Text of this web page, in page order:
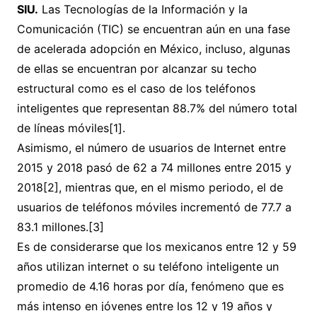
SIU. Las Tecnologías de la Información y la
Comunicación (TIC) se encuentran aún en una fase
de acelerada adopción en México, incluso, algunas
de ellas se encuentran por alcanzar su techo
estructural como es el caso de los teléfonos
inteligentes que representan 88.7% del número total
de líneas móviles[1].
Asimismo, el número de usuarios de Internet entre
2015 y 2018 pasó de 62 a 74 millones entre 2015 y
2018[2], mientras que, en el mismo periodo, el de
usuarios de teléfonos móviles incrementó de 77.7 a
83.1 millones.[3]
Es de considerarse que los mexicanos entre 12 y 59
años utilizan internet o su teléfono inteligente un
promedio de 4.16 horas por día, fenómeno que es
más intenso en jóvenes entre los 12 y 19 años y